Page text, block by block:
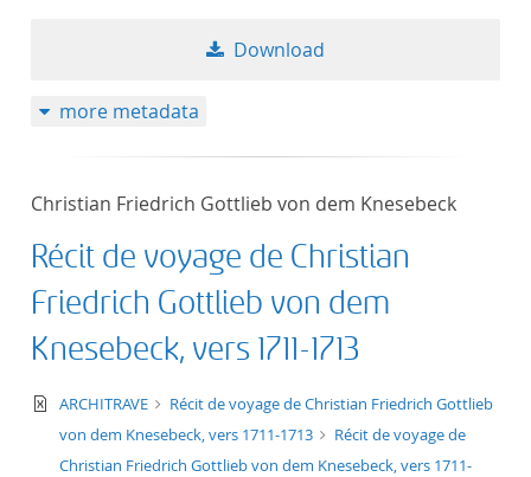
Download
more metadata
Christian Friedrich Gottlieb von dem Knesebeck
Récit de voyage de Christian
Friedrich Gottlieb von dem
Knesebeck, vers 1711-1713
text/xml
ARCHITRAVE
Récit de voyage de Christian Friedrich Gottlieb
von dem Knesebeck, vers 1711-1713
Récit de voyage de
Christian Friedrich Gottlieb von dem Knesebeck, vers 1711-